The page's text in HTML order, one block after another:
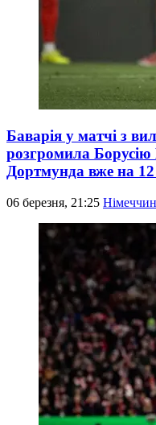
Баварія у матчі з
розгромила
Дортмунда вже на
06 березня, 21:25